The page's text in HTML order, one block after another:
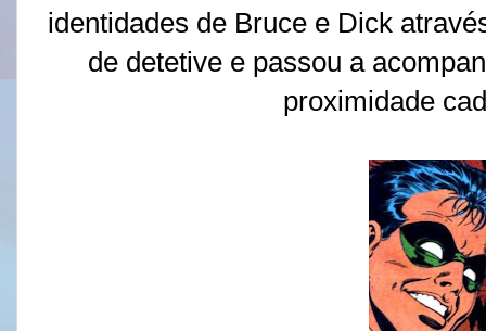
identidades de Bruce e Dick
de detetive e passou a
proximidade